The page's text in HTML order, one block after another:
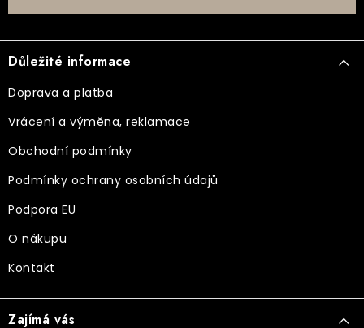
á
p
a
Důležité informace
Doprava a platba
Vrácení a výměna, reklamace
Obchodní podmínky
Podmínky ochrany osobních údajů
Podpora EU
O nákupu
Kontakt
Zajímá vás